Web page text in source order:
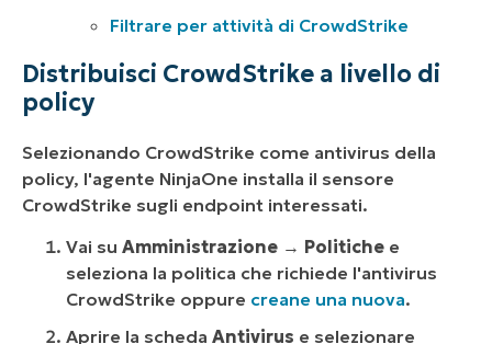
Filtrare per attività di CrowdStrike
Distribuisci CrowdStrike a livello di
policy
Selezionando CrowdStrike come antivirus della
policy, l'agente NinjaOne installa il sensore
CrowdStrike sugli endpoint interessati.
Vai su Amministrazione → Politiche e
seleziona la politica che richiede l'antivirus
CrowdStrike oppure creane una nuova.
Aprire la scheda Antivirus e selezionare